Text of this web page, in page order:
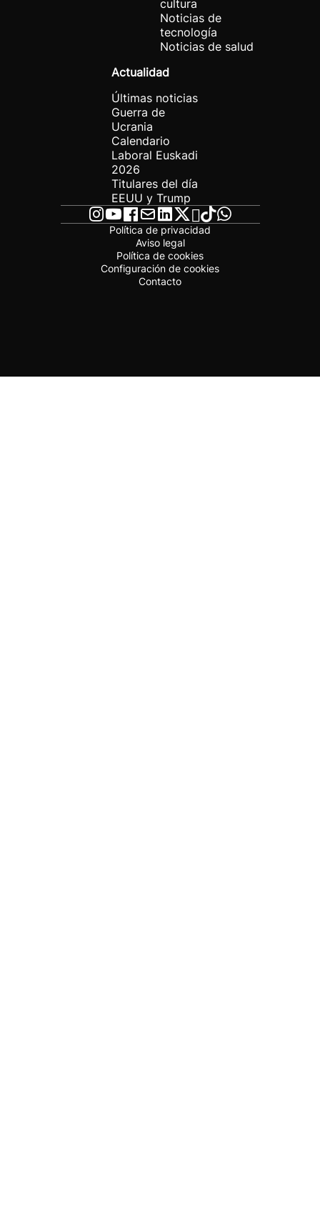
cultura
Noticias de
tecnología
Noticias de salud
Actualidad
Últimas noticias
Guerra de
Ucrania
Calendario
Laboral Euskadi
2026
Titulares del día
EEUU y Trump
Política de privacidad
Aviso legal
Política de cookies
Configuración de cookies
Contacto